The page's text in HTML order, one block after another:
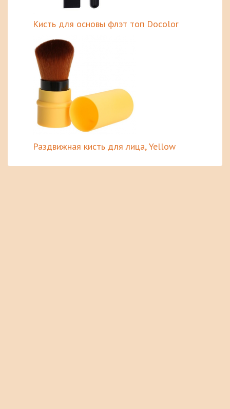
Кисть для основы флэт топ Docolor
Раздвижная кисть для лица, Yellow